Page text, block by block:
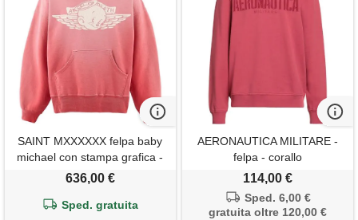
SAINT MXXXXXX felpa baby
michael con stampa grafica -
rosso
636,00 €
Sped. gratuita
AERONAUTICA MILITARE -
felpa - corallo
114,00 €
Sped. 6,00 €
gratuita oltre 120,00 €